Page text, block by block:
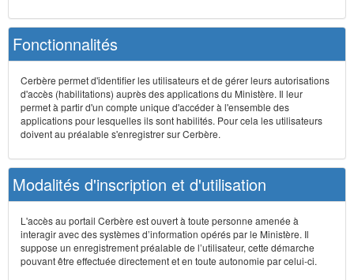
Fonctionnalités
Cerbère permet d'identifier les utilisateurs et de gérer leurs autorisations
d'accès (habilitations) auprès des applications du Ministère. Il leur
permet à partir d'un compte unique d'accéder à l'ensemble des
applications pour lesquelles ils sont habilités. Pour cela les utilisateurs
doivent au préalable s'enregistrer sur Cerbère.
Modalités d'inscription et d'utilisation
L'accès au portail Cerbère est ouvert à toute personne amenée à
interagir avec des systèmes d’information opérés par le Ministère. Il
suppose un enregistrement préalable de l’utilisateur, cette démarche
pouvant être effectuée directement et en toute autonomie par celui-ci.